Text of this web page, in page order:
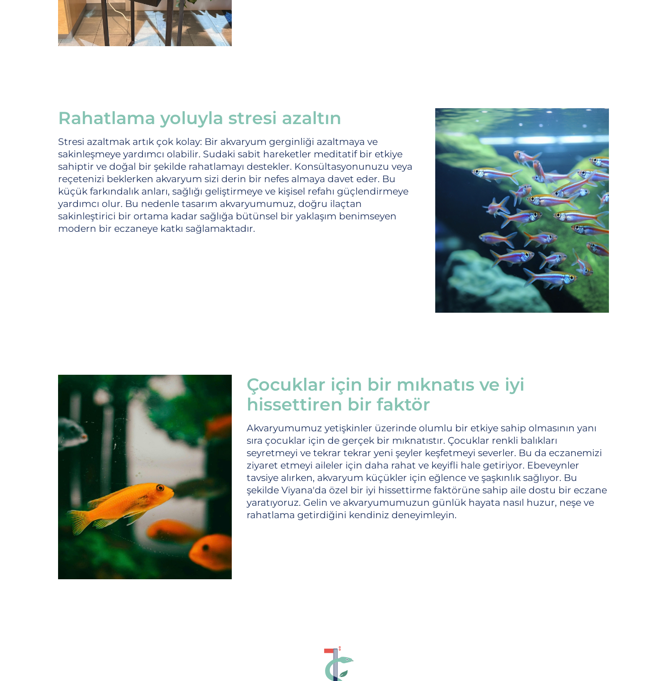
Rahatlama yoluyla stresi azaltın
Stresi azaltmak artık çok kolay: Bir akvaryum gerginliği azaltmaya ve
sakinleşmeye yardımcı olabilir. Sudaki sabit hareketler meditatif bir etkiye
sahiptir ve doğal bir şekilde rahatlamayı destekler. Konsültasyonunuzu veya
reçetenizi beklerken akvaryum sizi derin bir nefes almaya davet eder. Bu
küçük farkındalık anları, sağlığı geliştirmeye ve kişisel refahı güçlendirmeye
yardımcı olur. Bu nedenle tasarım akvaryumumuz, doğru ilaçtan
sakinleştirici bir ortama kadar sağlığa bütünsel bir yaklaşım benimseyen
modern bir eczaneye katkı sağlamaktadır.
Çocuklar için bir mıknatıs ve iyi
hissettiren bir faktör
Akvaryumumuz yetişkinler üzerinde olumlu bir etkiye sahip olmasının yanı
sıra çocuklar için de gerçek bir mıknatıstır. Çocuklar renkli balıkları
seyretmeyi ve tekrar tekrar yeni şeyler keşfetmeyi severler. Bu da eczanemizi
ziyaret etmeyi aileler için daha rahat ve keyifli hale getiriyor. Ebeveynler
tavsiye alırken, akvaryum küçükler için eğlence ve şaşkınlık sağlıyor. Bu
şekilde Viyana'da özel bir iyi hissettirme faktörüne sahip aile dostu bir eczane
yaratıyoruz. Gelin ve akvaryumumuzun günlük hayata nasıl huzur, neşe ve
rahatlama getirdiğini kendiniz deneyimleyin.